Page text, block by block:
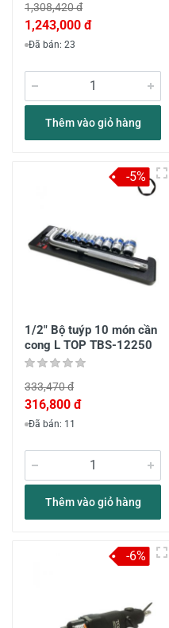
1,308,420 đ
1,243,000 đ
Đã bán: 23
Thêm vào giỏ hàng
1/2" Bộ tuýp 10 món cần
cong L TOP TBS-12250
333,470 đ
316,800 đ
Đã bán: 11
Thêm vào giỏ hàng
-5%
-6%